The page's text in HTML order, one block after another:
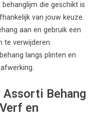
behanglijm die geschikt is
van jouw keuze.
aan en gebruik een
te verwijderen.
langs plinten en
Behang
en